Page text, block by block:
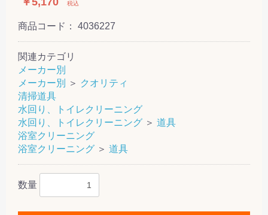
税込
商品コード： 4036227
関連カテゴリ
メーカー別
メーカー別
＞ クオリティ
清掃道具
水回り、トイレクリーニング
水回り、トイレクリーニング ＞ 道具
浴室クリーニング
浴室クリーニング ＞ 道具
数量